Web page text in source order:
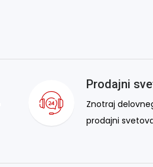
Prodajni
Znotraj
prodajni